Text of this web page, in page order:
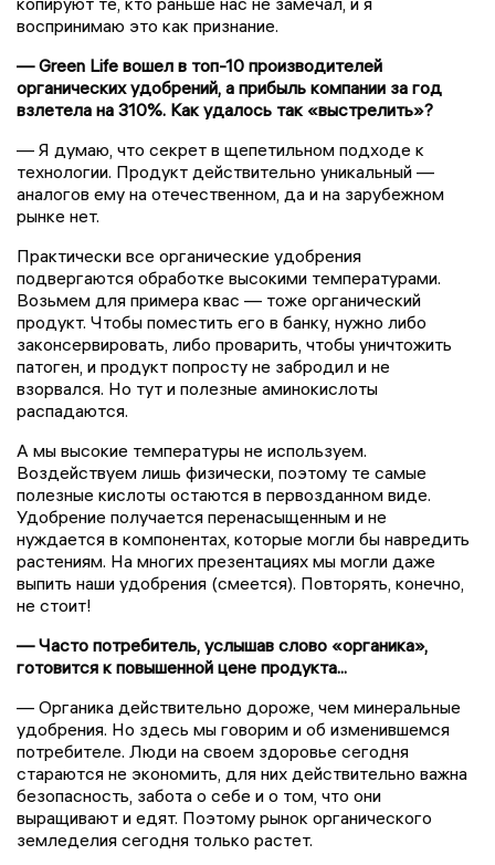
воспринимаю это как признание.
— Green Life вошел в топ-10 производителей
органических удобрений, а прибыль компании за год
взлетела на 310%. Как удалось так «выстрелить»?
— Я думаю, что секрет в щепетильном подходе к
технологии. Продукт действительно уникальный —
аналогов ему на отечественном, да и на зарубежном
рынке нет.
Практически все органические удобрения
подвергаются обработке высокими температурами.
Возьмем для примера квас — тоже органический
продукт. Чтобы поместить его в банку, нужно либо
законсервировать, либо проварить, чтобы уничтожить
патоген, и продукт попросту не забродил и не
взорвался. Но тут и полезные аминокислоты
распадаются.
А мы высокие температуры не используем.
Воздействуем лишь физически, поэтому те самые
полезные кислоты остаются в первозданном виде.
Удобрение получается перенасыщенным и не
нуждается в компонентах, которые могли бы навредить
растениям. На многих презентациях мы могли даже
выпить наши удобрения (смеется). Повторять, конечно,
не стоит!
— Часто потребитель, услышав слово «органика»,
готовится к повышенной цене продукта...
— Органика действительно дороже, чем минеральные
удобрения. Но здесь мы говорим и об изменившемся
потребителе. Люди на своем здоровье сегодня
стараются не экономить, для них действительно важна
безопасность, забота о себе и о том, что они
выращивают и едят. Поэтому рынок органического
земледелия сегодня только растет.